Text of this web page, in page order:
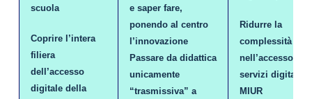
scuola
Coprire l’intera
filiera
dell’accesso
digitale della
e saper fare,
ponendo al centro
l’innovazione
Passare da didattica
unicamente
“trasmissiva” a
Ridurre la
complessità
nell’accesso ai
servizi digitali
MIUR